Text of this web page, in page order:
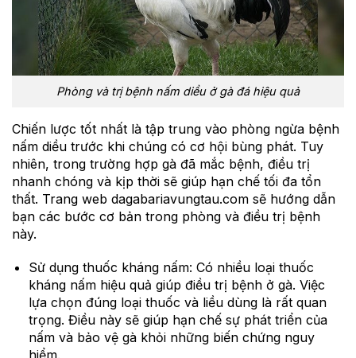
Phòng và trị bệnh nấm diều ở gà đá hiệu quả
Chiến lược tốt nhất là tập trung vào phòng ngừa bệnh
nấm diều trước khi chúng có cơ hội bùng phát. Tuy
nhiên, trong trường hợp gà đã mắc bệnh, điều trị
nhanh chóng và kịp thời sẽ giúp hạn chế tối đa tổn
thất. Trang web dagabariavungtau.com sẽ hướng dẫn
bạn các bước cơ bản trong phòng và điều trị bệnh
này.
Sử dụng thuốc kháng nấm: Có nhiều loại thuốc
kháng nấm hiệu quả giúp điều trị bệnh ở gà. Việc
lựa chọn đúng loại thuốc và liều dùng là rất quan
trọng. Điều này sẽ giúp hạn chế sự phát triển của
nấm và bảo vệ gà khỏi những biến chứng nguy